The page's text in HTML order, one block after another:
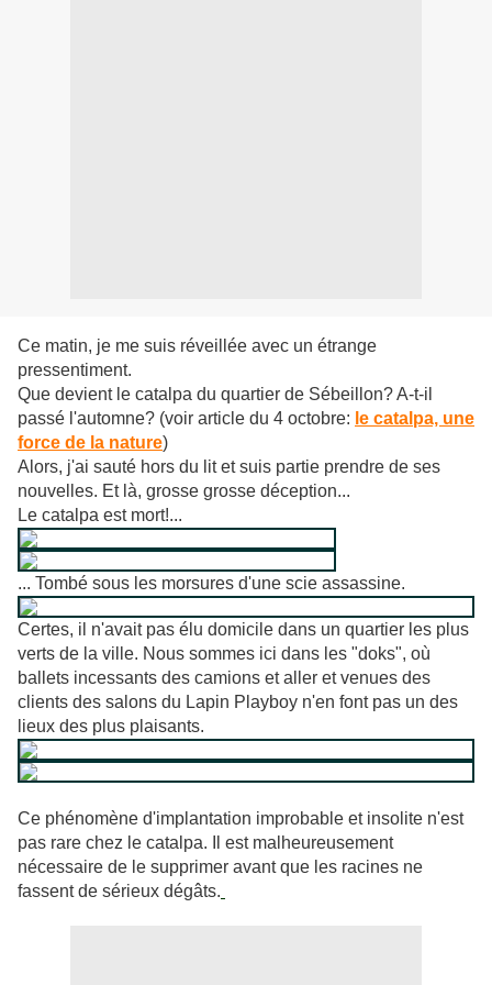
Ce matin, je me suis réveillée avec un étrange
pressentiment.
Que devient le catalpa du quartier de Sébeillon? A-t-il
passé l'automne? (voir article du 4 octobre: le catalpa, une
force de la nature)
Alors, j'ai sauté hors du lit et suis partie prendre de ses
nouvelles. Et là, grosse grosse déception...
Le catalpa est mort!...
... Tombé sous les morsures d'une scie assassine.
Certes, il n'avait pas élu domicile dans un quartier les plus
verts de la ville. Nous sommes ici dans les "doks", où
ballets incessants des camions et aller et venues des
clients des salons du Lapin Playboy n'en font pas un des
lieux des plus plaisants.
Ce phénomène d'implantation improbable et insolite n'est
pas rare chez le catalpa. Il est malheureusement
nécessaire de le supprimer avant que les racines ne
fassent de sérieux dégâts.